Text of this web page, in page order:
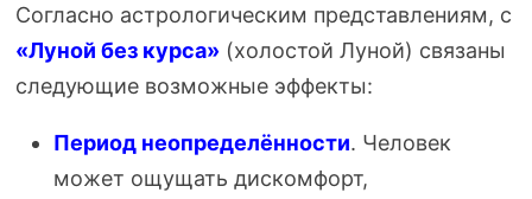
Согласно астрологическим представлениям, с
«Луной без курса»(холостой Луной) связаны
следующие возможные эффекты:
Период неопределённости. Человек
может ощущать дискомфорт,